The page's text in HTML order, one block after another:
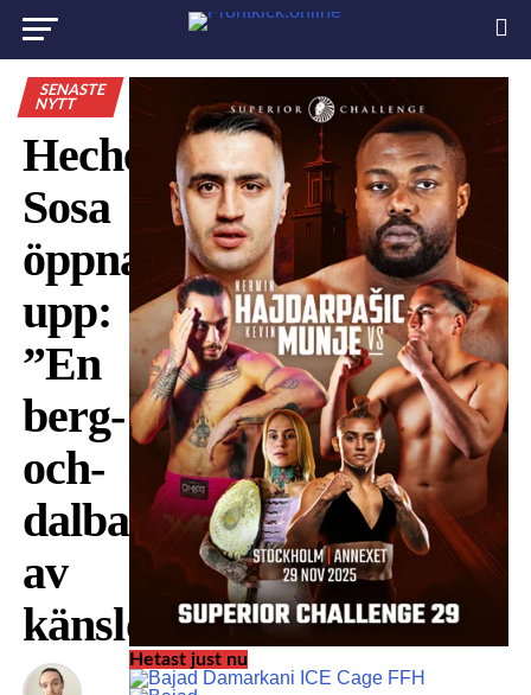
SENASTE
NYTT
Hecher
Sosa
öppnar
upp:
”En
berg-
och-
dalbana
av
känslor”
Hetast just nu